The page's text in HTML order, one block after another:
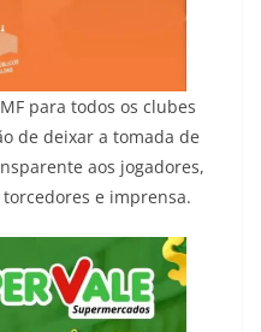
para todos os clubes
de deixar a tomada de
aos jogadores,
e imprensa.